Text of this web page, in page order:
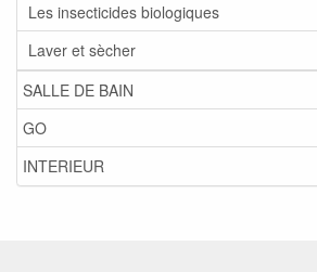
Les insecticides biologiques
Laver et sècher
SALLE DE BAIN
GO
INTERIEUR